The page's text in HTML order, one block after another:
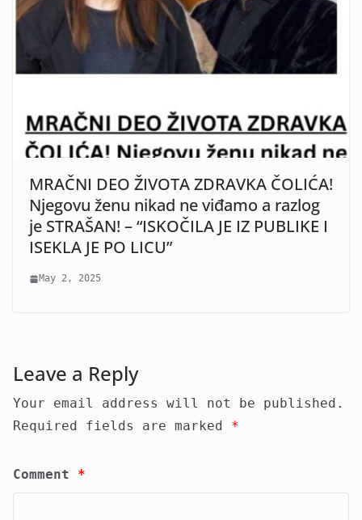
MRAČNI DEO ŽIVOTA ZDRAVKA ČOLIĆA!
Njegovu ženu nikad ne viđamo a razlog
je STRAŠAN! – “ISKOČILA JE IZ PUBLIKE I
ISEKLA JE PO LICU”
May 2, 2025
Leave a Reply
Your email address will not be published.
Required fields are marked *
Comment *